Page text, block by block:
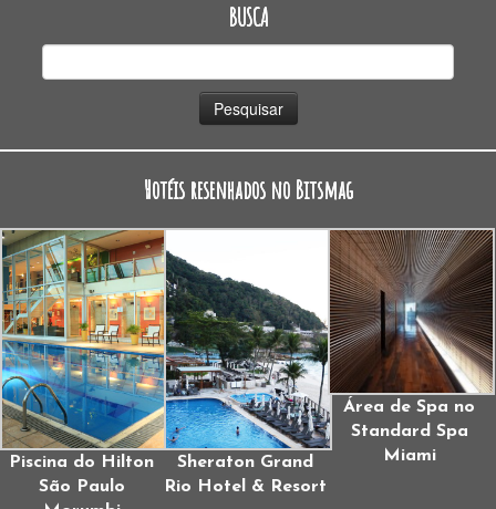
BUSCA
Hotéis resenhados no Bitsmag
Piscina do Hilton
São Paulo
Sheraton Grand
Rio Hotel & Resort
Área de Spa no
Standard Spa
Miami